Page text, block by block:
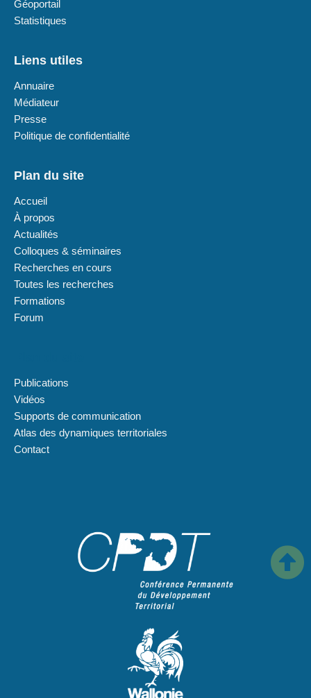
Géoportail
Statistiques
Liens utiles
Annuaire
Médiateur
Presse
Politique de confidentialité
Plan du site
Accueil
À propos
Actualités
Colloques & séminaires
Recherches en cours
Toutes les recherches
Formations
Forum
Publications
Vidéos
Supports de communication
Atlas des dynamiques territoriales
Contact